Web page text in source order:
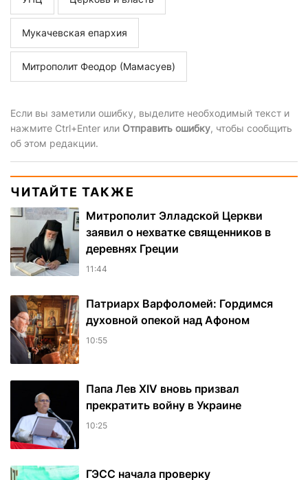
Мукачевская епархия
Митрополит Феодор (Мамасуев)
Если вы заметили ошибку, выделите необходимый текст и
нажмите Ctrl+Enter или Отправить ошибку, чтобы сообщить
об этом редакции.
ЧИТАЙТЕ ТАКЖЕ
Митрополит Элладской Церкви
заявил о нехватке священников в
деревнях Греции
11:44
Патриарх Варфоломей: Гордимся
духовной опекой над Афоном
10:55
Папа Лев XIV вновь призвал
прекратить войну в Украине
10:25
ГЭСС начала проверку